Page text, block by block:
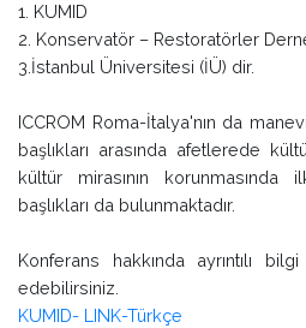
1. KUMID
2. Konservatör – Restoratörler
3.İstanbul Üniversitesi (İÜ) dir.
ICCROM Roma-İtalya'nın da
başlıkları arasında afetlerede
kültür mirasının korunmasında
başlıkları da bulunmaktadır.
Konferans hakkında ayrıntılı
edebilirsiniz.
KUMID- LINK-Türkçe